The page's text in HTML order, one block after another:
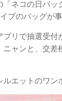
「ネコの日バ
プのバッグが
プリで抽選受
ニャンと、交
ルエットのワ